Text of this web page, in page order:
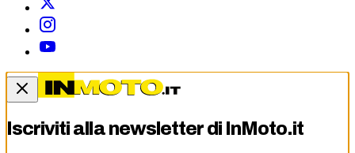
Iscriviti alla newsletter di InMoto.it